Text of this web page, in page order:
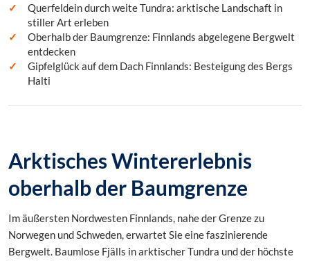
Querfeldein durch weite Tundra: arktische Landschaft in
stiller Art erleben
Oberhalb der Baumgrenze: Finnlands abgelegene Bergwelt
entdecken
Gipfelglück auf dem Dach Finnlands: Besteigung des Bergs
Halti
Arktisches Wintererlebnis
oberhalb der Baumgrenze
Im äußersten Nordwesten Finnlands, nahe der Grenze zu
Norwegen und Schweden, erwartet Sie eine faszinierende
Bergwelt. Baumlose Fjälls in arktischer Tundra und der höchste